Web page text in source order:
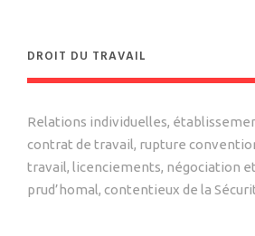
DROIT DU TRAVAIL
Relations individuelles,
contrat de travail, rupture
travail, licenciements, négociation
prud’homal, contentieux de la